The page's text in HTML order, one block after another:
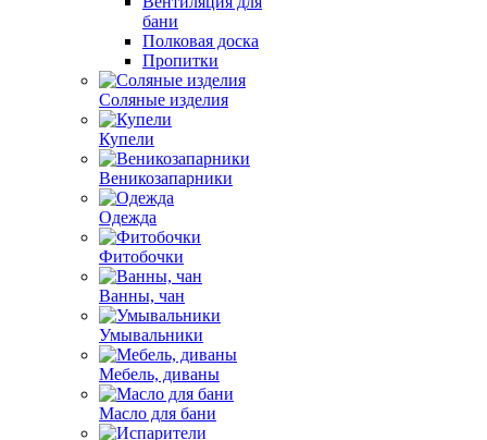
бани
Полковая доска
Пропитки
Соляные изделия
Купели
Веникозапарники
Одежда
Фитобочки
Ванны, чан
Умывальники
Мебель, диваны
Масло для бани